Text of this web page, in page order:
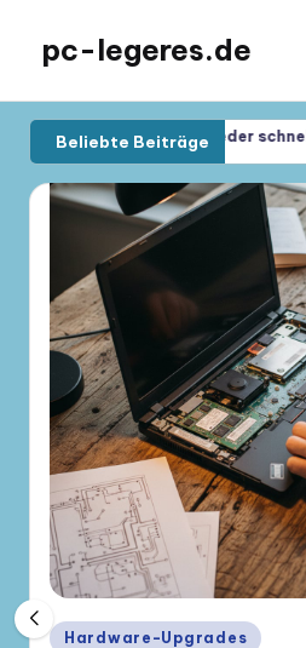
springen
pc-legeres.de
Beliebte Beiträge
Laptop wieder schnell und mobil
Posted
Hardware-Upgrades